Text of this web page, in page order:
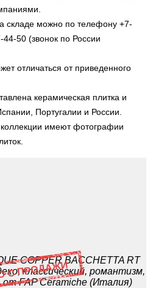
складе можно по телефону +7-
50 (звонок по России
отличаться от приведенного
керамическая плитка и
Португалии и России.
имеют фотографии